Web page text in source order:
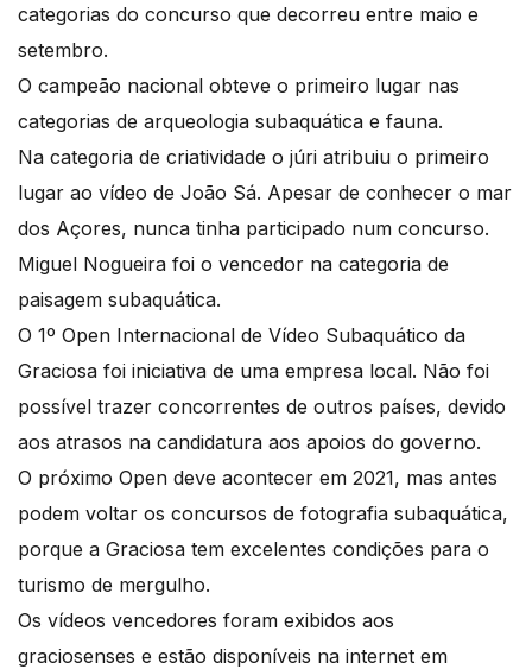
categorias do concurso que decorreu entre maio e
setembro.
O campeão nacional obteve o primeiro lugar nas
categorias de arqueologia subaquática e fauna.
Na categoria de criatividade o júri atribuiu o primeiro
lugar ao vídeo de João Sá. Apesar de conhecer o mar
dos Açores, nunca tinha participado num concurso.
Miguel Nogueira foi o vencedor na categoria de
paisagem subaquática.
O 1º Open Internacional de Vídeo Subaquático da
Graciosa foi iniciativa de uma empresa local. Não foi
possível trazer concorrentes de outros países, devido
aos atrasos na candidatura aos apoios do governo.
O próximo Open deve acontecer em 2021, mas antes
podem voltar os concursos de fotografia subaquática,
porque a Graciosa tem excelentes condições para o
turismo de mergulho.
Os vídeos vencedores foram exibidos aos
graciosenses e estão disponíveis na internet em